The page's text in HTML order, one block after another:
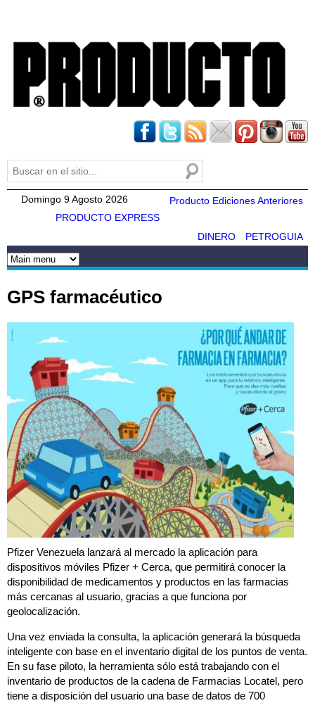
Formulario de búsqueda
Buscar
Domingo 9 Agosto 2026
Producto Ediciones Anteriores
PRODUCTO EXPRESS
PETROGUIA
DINERO
GPS farmacéutico
Pfizer Venezuela lanzará al mercado la aplicación para
dispositivos móviles Pfizer + Cerca, que permitirá conocer la
disponibilidad de medicamentos y productos en las farmacias
más cercanas al usuario, gracias a que funciona por
geolocalización.
Una vez enviada la consulta, la aplicación generará la búsqueda
inteligente con base en el inventario digital de los puntos de venta.
En su fase piloto, la herramienta sólo está trabajando con el
inventario de productos de la cadena de Farmacias Locatel, pero
tiene a disposición del usuario una base de datos de 700